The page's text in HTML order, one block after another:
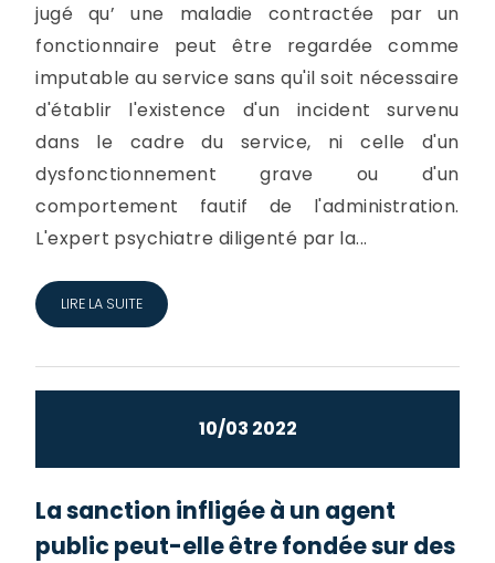
jugé qu’ une maladie contractée par un
fonctionnaire peut être regardée comme
imputable au service sans qu'il soit nécessaire
d'établir l'existence d'un incident survenu
dans le cadre du service, ni celle d'un
dysfonctionnement grave ou d'un
comportement fautif de l'administration.
L'expert psychiatre diligenté par la...
LIRE LA SUITE
10/03 2022
La sanction infligée à un agent
public peut-elle être fondée sur des